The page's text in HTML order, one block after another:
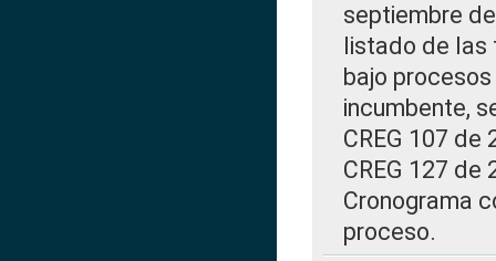
septiembre
listado de las
bajo
incumbente,
CREG 107
CREG 127 de
Cronograma
proceso.